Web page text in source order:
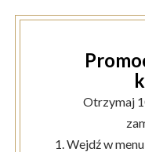
Otrzymaj
1. Wejdź w